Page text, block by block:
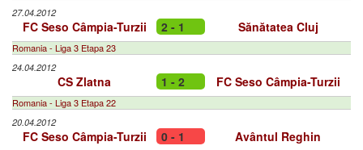
27.04.2012
FC Seso Câmpia-Turzii 2 - 1 Sănătatea Cluj
Romania - Liga 3 Etapa 23
24.04.2012
CS Zlatna 1 - 2 FC Seso Câmpia-Turzii
Romania - Liga 3 Etapa 22
20.04.2012
FC Seso Câmpia-Turzii 0 - 1 Avântul Reghin